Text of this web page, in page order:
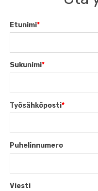
Etunimi*
Sukunimi*
Työsähköposti*
Puhelinnumero
Viesti